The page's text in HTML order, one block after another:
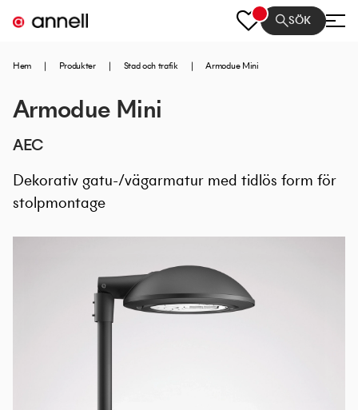
SÖK
Hem | Produkter | Stad och trafik | Armodue Mini
Armodue Mini
AEC
Dekorativ gatu-/vägarmatur med tidlös form för
stolpmontage